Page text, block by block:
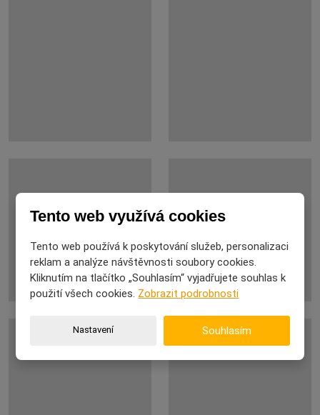
Tento web využívá cookies
Tento web používá k poskytování služeb, personalizaci
reklam a analýze návštěvnosti soubory cookies.
Kliknutím na tlačítko „Souhlasím“ vyjadřujete souhlas k
použití všech cookies. Zobrazit podrobnosti
Nastavení Souhlasím